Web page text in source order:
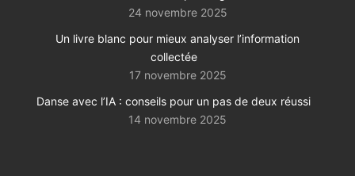
24 novembre 2025
Un livre blanc pour mieux analyser l’information
collectée
17 novembre 2025
Danse avec l’IA : conseils pour un pas de deux réussi
14 novembre 2025